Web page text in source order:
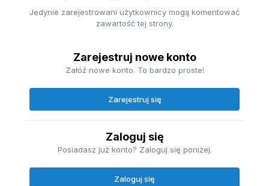
Jedynie zarejestrowani użytkownicy mogą komentować
zawartość tej strony.
Zarejestruj nowe konto
Załóż nowe konto. To bardzo proste!
Zarejestruj się
Zaloguj się
Posiadasz już konto? Zaloguj się poniżej.
Zaloguj się